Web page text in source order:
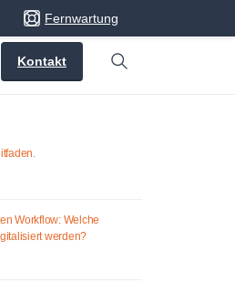
Fernwartung
Kontakt
Search
Workflow: Welche
werden?